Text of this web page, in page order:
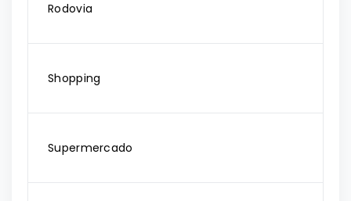
Rodovia
Shopping
Supermercado